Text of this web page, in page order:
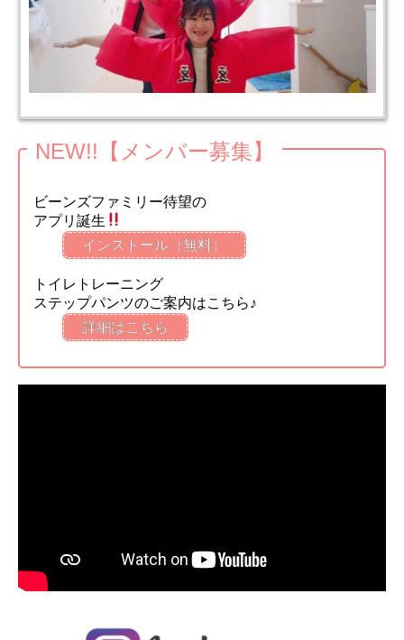
NEW!!【メンバー募集】
ビーンズファミリー待望の
アプリ誕生
インストール（無料）
トイレトレーニング
ステップパンツのご案内はこちら♪
詳細はこちら